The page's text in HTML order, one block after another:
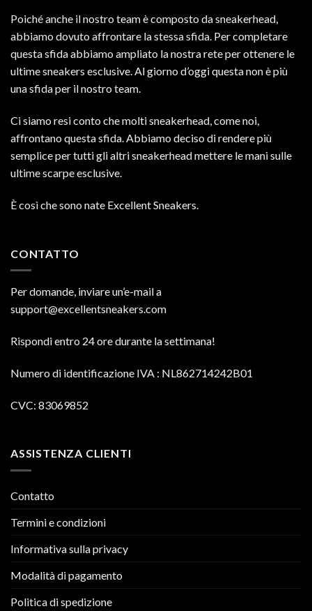
Poiché anche il nostro team è composto da sneakerhead,
abbiamo dovuto affrontare la stessa sfida. Per completare
questa sfida abbiamo ampliato la nostra rete per ottenere le
ultime sneakers esclusive. Al giorno d’oggi questa non è più
una sfida per il nostro team.
Ci siamo resi conto che molti sneakerhead, come noi,
affrontano questa sfida. Abbiamo deciso di rendere più
semplice per tutti gli altri sneakerhead mettere le mani sulle
ultime scarpe esclusive.
È così che sono nate Excellent Sneakers.
CONTATTO
Per domande, inviare un’e-mail a
support@excellentsneakers.com
Rispondi entro 24 ore durante la settimana!
Numero di identificazione IVA : NL862714242B01
CVC: 83069852
ASSISTENZA CLIENTI
Contatto
Termini e condizioni
Informativa sulla privacy
Modalità di pagamento
Politica di spedizione